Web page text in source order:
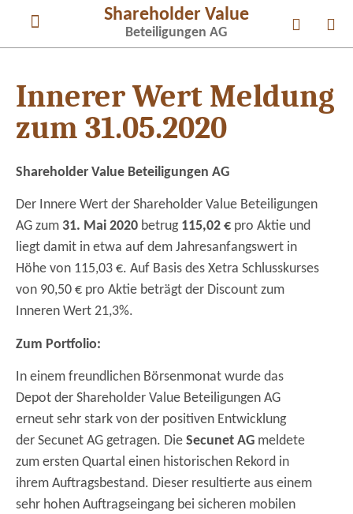
Shareholder Value
Beteiligungen AG
Innerer Wert Meldung
zum 31.05.2020
Shareholder Value Beteiligungen AG
Der Innere Wert der Shareholder Value Beteiligungen
AG zum 31. Mai 2020 betrug 115,02 € pro Aktie und
liegt damit in etwa auf dem Jahresanfangswert in
Höhe von 115,03 €. Auf Basis des Xetra Schlusskurses
von 90,50 € pro Aktie beträgt der Discount zum
Inneren Wert 21,3%.
Zum Portfolio:
In einem freundlichen Börsenmonat wurde das
Depot der Shareholder Value Beteiligungen AG
erneut sehr stark von der positiven Entwicklung
der Secunet AG getragen. Die Secunet AG meldete
zum ersten Quartal einen historischen Rekord in
ihrem Auftragsbestand. Dieser resultierte aus einem
sehr hohen Auftragseingang bei sicheren mobilen